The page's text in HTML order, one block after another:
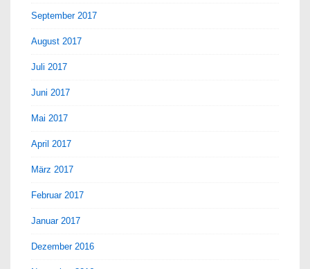
September 2017
August 2017
Juli 2017
Juni 2017
Mai 2017
April 2017
März 2017
Februar 2017
Januar 2017
Dezember 2016